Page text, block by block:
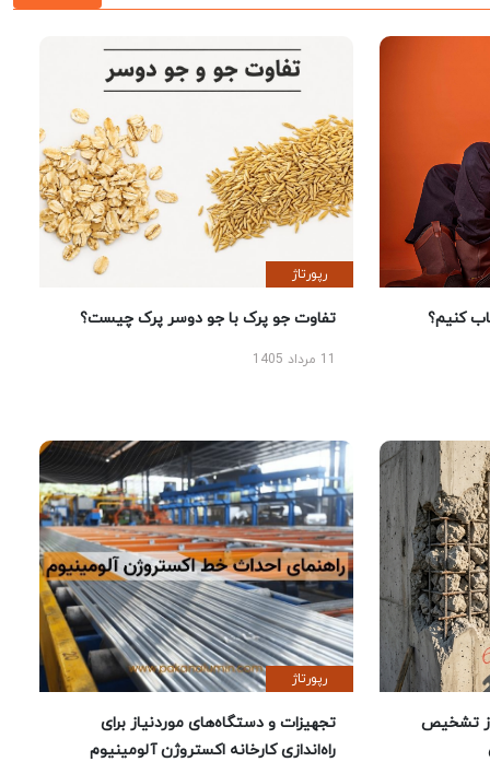
کنیم؟
رپورتاژ
تفاوت جو پرک با جو دوسر پرک چیست؟
تشخیص
رپورتاژ
تجهیزات و دستگاه‌های موردنیاز برای
راه‌اندازی کارخانه اکستروژن آلومینیوم